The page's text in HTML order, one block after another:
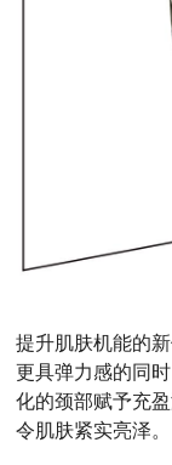
提升肌肤机能的
更具弹力感的同
化的颈部赋予充
令肌肤紧实亮泽。